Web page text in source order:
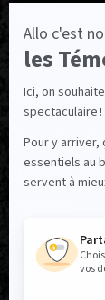
NOUS SUIVRE
Facebook
Instagram
LinkedIn